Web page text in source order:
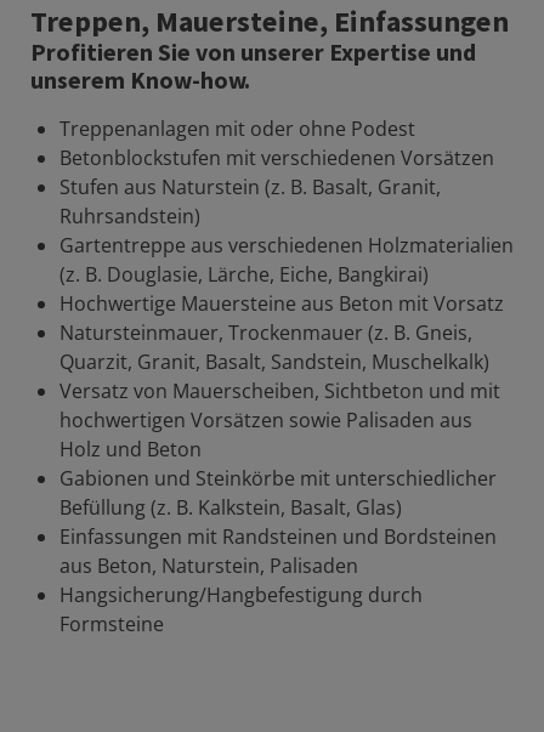
Treppen, Mauersteine, Einfassungen
Profitieren Sie von unserer Expertise und
unserem Know-how.
Treppenanlagen mit oder ohne Podest
Betonblockstufen mit verschiedenen Vorsätzen
Stufen aus Naturstein (z. B. Basalt, Granit,
Ruhrsandstein)
Gartentreppe aus verschiedenen Holzmaterialien
(z. B. Douglasie, Lärche, Eiche, Bangkirai)
Hochwertige Mauersteine aus Beton mit Vorsatz
Natursteinmauer, Trockenmauer (z. B. Gneis,
Quarzit, Granit, Basalt, Sandstein, Muschelkalk)
Versatz von Mauerscheiben, Sichtbeton und mit
hochwertigen Vorsätzen sowie Palisaden aus
Holz und Beton
Gabionen und Steinkörbe mit unterschiedlicher
Befüllung (z. B. Kalkstein, Basalt, Glas)
Einfassungen mit Randsteinen und Bordsteinen
aus Beton, Naturstein, Palisaden
Hangsicherung/Hangbefestigung durch
Formsteine